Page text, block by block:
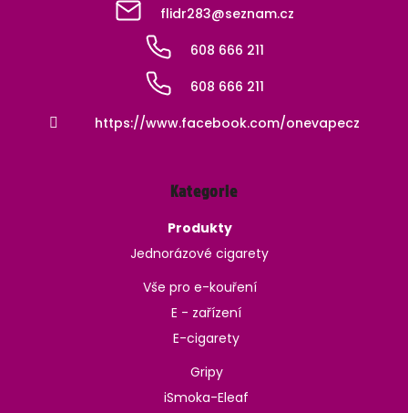
flidr283@seznam.cz
608 666 211
608 666 211
https://www.facebook.com/onevapecz
Kategorie
Produkty
Jednorázové cigarety
Vše pro e-kouření
E - zařízení
E-cigarety
Gripy
iSmoka-Eleaf